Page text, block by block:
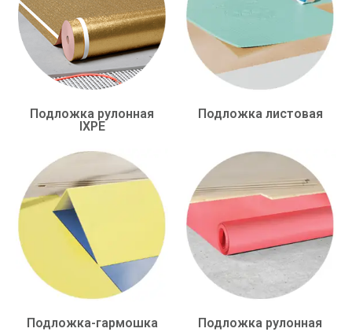
Подложка рулонная
IXPE
Подложка листовая
Подложка-гармошка Подложка рулонная